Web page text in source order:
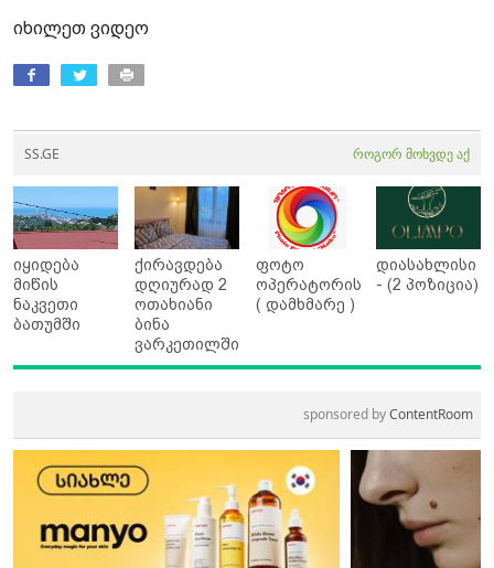
იხილეთ ვიდეო
SS.GE როგორ მოხვდე აქ
იყიდება
მიწის
ნაკვეთი
ბათუმში
ქირავდება
დღიურად 2
ოთახიანი
ბინა
ვარკეთილში
ფოტო
ოპერატორის
( დამხმარე )
დიასახლისი
- (2 პოზიცია)
sponsored byContentRoom